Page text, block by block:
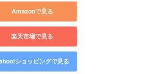
Amazonで見る
楽天市場で見る
ショッピングで見る